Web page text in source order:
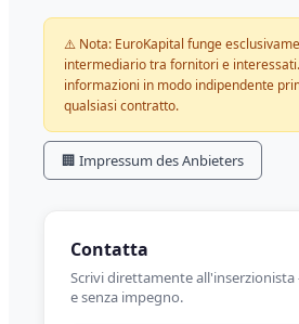
⚠️ Nota: EuroKapital funge
intermediario tra fornitori e
informazioni in modo indipendente
qualsiasi contratto.
🏢 Impressum des Anbieters
Contatta
Scrivi direttamente
e senza impegno.